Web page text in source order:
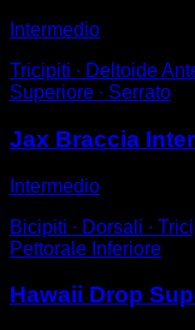
Intermedio
Tricipiti ∙ Deltoide
Superiore ∙ Serrato
Jax Braccia
Intermedio
Bicipiti ∙ Dorsali ∙
Pettorale Inferiore
Hawaii Drop